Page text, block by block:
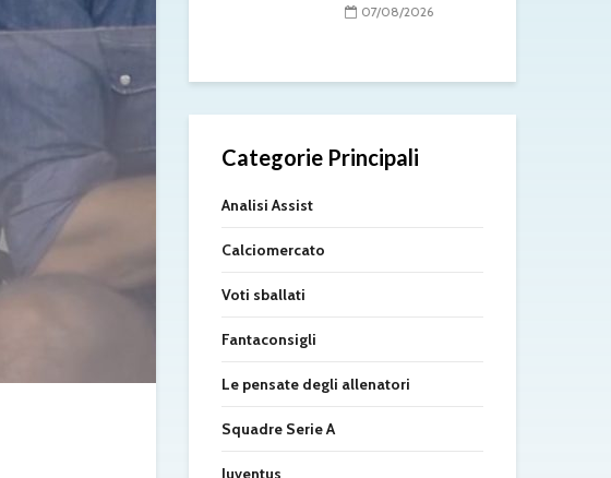
08/08/2026 07/08/2026
Categorie Principali
Analisi Assist
Calciomercato
Voti sballati
Fantaconsigli
Le pensate degli allenatori
Squadre Serie A
Juventus